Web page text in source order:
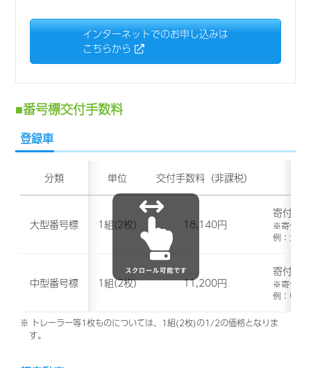
インターネットでのお申し込みは
こちらから
番号標交付手数料
登録車
分類 単位 交付手数料（非課税）
大型番号標 1組(2枚) 18,140円
寄付金
※寄付金
例：大型
中型番号標 1組(2枚) 11,200円
寄付金
※寄付金
例：中型
トレーラー等1枚ものについては、1組(2枚)の1/2の価格となりま
す。